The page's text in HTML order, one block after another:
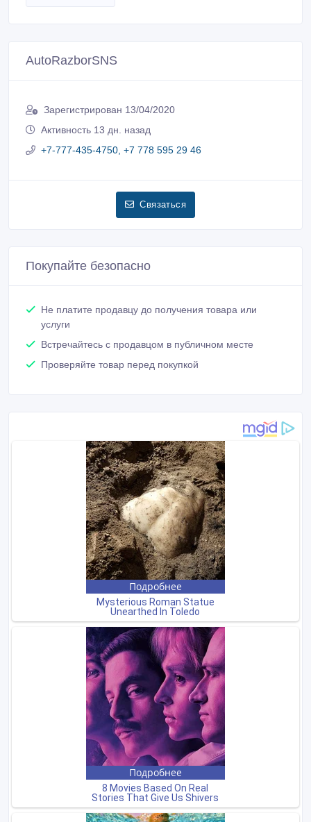
AutoRazborSNS
Зарегистрирован 13/04/2020
Активность 13 дн. назад
+7-777-435-4750, +7 778 595 29 46
Связаться
Покупайте безопасно
Не платите продавцу до получения товара или
услуги
Встречайтесь с продавцом в публичном месте
Проверяйте товар перед покупкой